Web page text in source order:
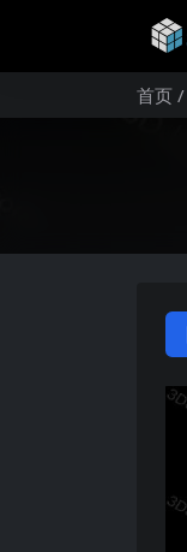
首页